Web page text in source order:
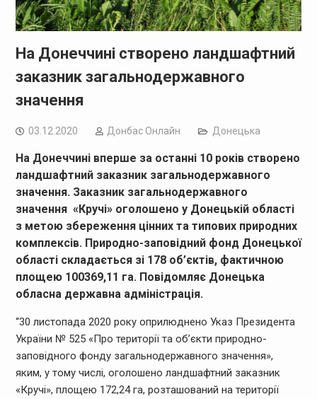
На Донеччині створено ландшафтний
заказник загальнодержавного
значення
03.12.2020 Дoнбас Онлайн Донецька
На Донеччині вперше за останні 10 років створено
ландшафтний заказник загальнодержавного
значення. Заказник загальнодержавного
значення «Кручі» оголошено у Донецькій області
з метою збереження цінних та типових природних
комплексів. Природно-заповідний фонд Донецької
області складається зі 178 об’єктів, фактичною
площею 100369,11 га. Повідомляє Донецька
обласна державна адміністрація.
“30 листопада 2020 року оприлюднено Указ Президента
України № 525 «Про території та об’єкти природно-
заповідного фонду загальнодержавного значення»,
яким, у тому числі, оголошено ландшафтний заказник
«Кручі», площею 172,24 га, розташований на території